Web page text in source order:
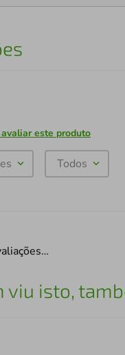
este produto
Todos
viu isto,